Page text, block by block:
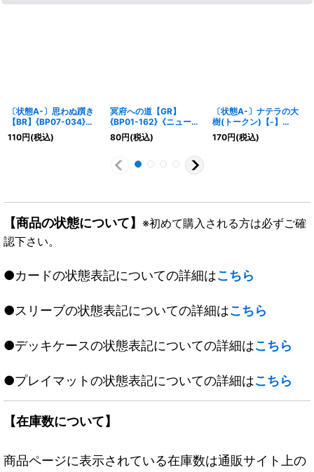
〔状態A-〕思わぬ躓き
【BR】{BP07-034}
《ロイヤル》
110円(税込)
冥府への道【GR】
{BP01-162}《ニュート
ラル》
80円(税込)
〔状態A-〕ナテラの大
樹(トークン)【-】
{SP01-T03}《ニュート
ラル》
170円(税込)
【商品の状態について】 ※初めて購入される方は必ずご確
認下さい。
●カードの状態表記についての詳細はこちら
●スリーブの状態表記についての詳細はこちら
●デッキケースの状態表記についての詳細はこちら
●プレイマットの状態表記についての詳細はこちら
【在庫数について】
商品ページに表示されている在庫数は通販サイト上の